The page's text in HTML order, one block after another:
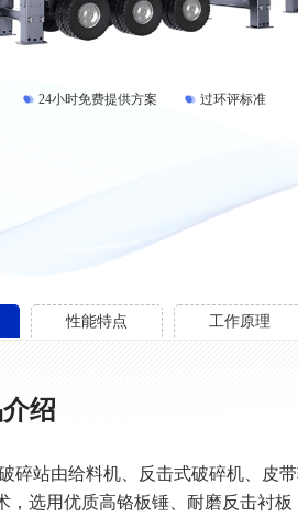
24小时免费提供方案 过环评标准
性能特点 工作原理
绍
碎站由给料机、反击式破碎机、皮
，选用优质高铬板锤、耐磨反击衬